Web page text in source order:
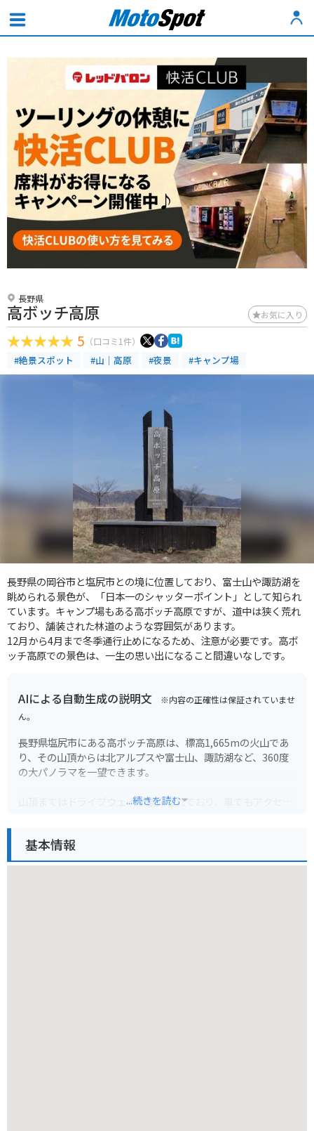
長野県
高ボッチ高原 お気に入り
5 （口コミ1件）
#絶景スポット #山｜高原 #夜景 #キャンプ場
長野県の岡谷市と塩尻市との境に位置しており、富士山や諏訪湖を
眺められる景色が、「日本一のシャッターポイント」として知られ
ています。キャンプ場もある高ボッチ高原ですが、道中は狭く荒れ
ており、舗装された林道のような雰囲気があります。
12月から4月まで冬季通行止めになるため、注意が必要です。高ボ
ッチ高原での景色は、一生の思い出になること間違いなしです。
AIによる自動生成の説明文 ※内容の正確性は保証されていませ
ん。
長野県塩尻市にある高ボッチ高原は、標高1,665mの火山であ
り、その山頂からは北アルプスや富士山、諏訪湖など、360度
の大パノラマを一望できます。
山頂まではドライブウェイが整備されており、車でもアクセス
やハンググライダーの発射場としても有名で、多くの愛好家が
訪れます。
...続きを読む
基本情報